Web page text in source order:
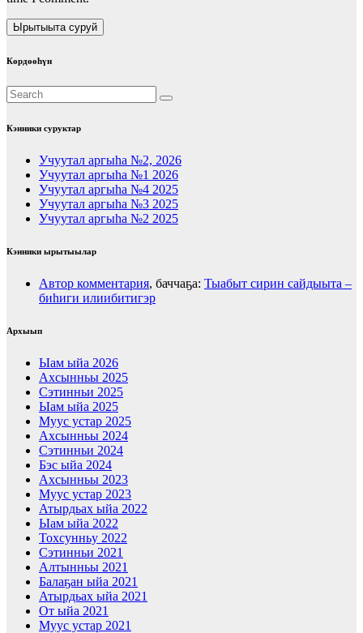
Көрдөөһүн
Кэнники суруктар
Учуутал аргыһа №2, 2026
Учуутал аргыһа №1 2026
Учуутал аргыһа №4 2025
Учуутал аргыһа №3 2025
Учуутал аргыһа №2 2025
Кэнники ырытыылар
Автор комментария, баччаҕа: Тыабыт сирин сайдыыта –
биһиги илиибитигэр
Архыып
Ыам ыйа 2026
Ахсынньы 2025
Сэтинньи 2025
Ыам ыйа 2025
Муус устар 2025
Ахсынньы 2024
Сэтинньи 2024
Бэс ыйа 2024
Ахсынньы 2023
Муус устар 2023
Атырдьах ыйа 2022
Ыам ыйа 2022
Тохсунньу 2022
Сэтинньи 2021
Алтынньы 2021
Балаҕан ыйа 2021
Атырдьах ыйа 2021
От ыйа 2021
Муус устар 2021